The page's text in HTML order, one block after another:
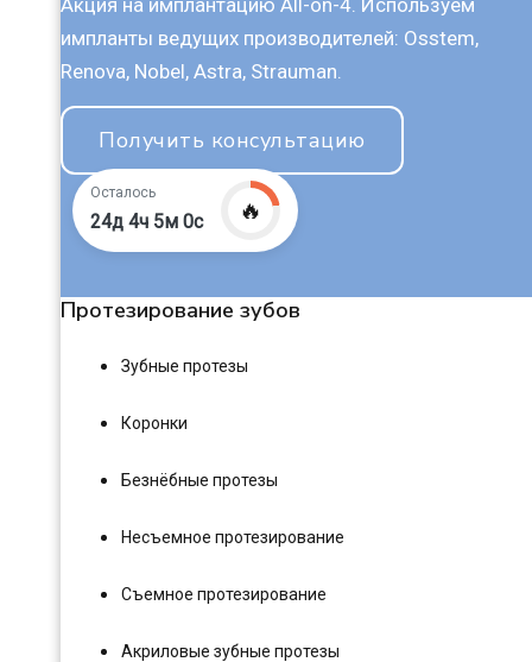
Акция на имплантацию All-on-4. Используем
импланты ведущих производителей: Osstem,
Renova, Nobel, Astra, Strauman.
Получить консультацию
Осталось
24д 4ч 4м 59с 🔥
Протезирование зубов
Зубные протезы
Коронки
Безнёбные протезы
Несъемное протезирование
Съемное протезирование
Акриловые зубные протезы